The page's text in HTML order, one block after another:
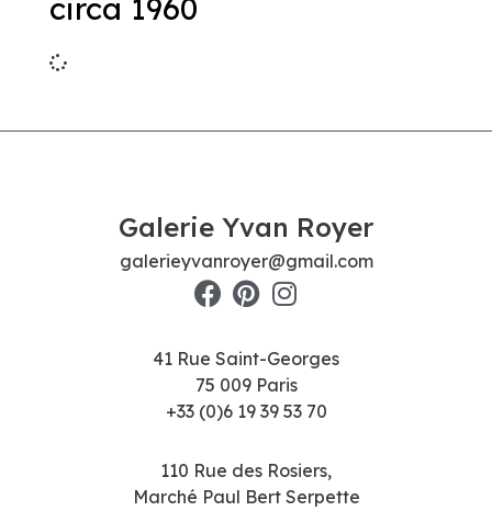
circa 1960
Galerie Yvan Royer
galerieyvanroyer@gmail.com
41 Rue Saint-Georges
75 009 Paris
+33 (0)6 19 39 53 70
110 Rue des Rosiers,
Marché Paul Bert Serpette